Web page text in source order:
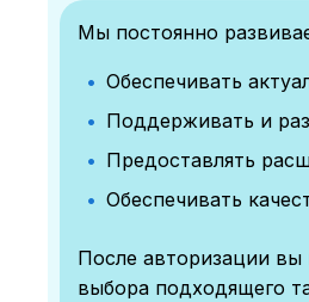
Мы постоянно
Обеспечивать
Поддерживать и
Предоставлять
Обеспечивать
После авторизации
выбора подходящего